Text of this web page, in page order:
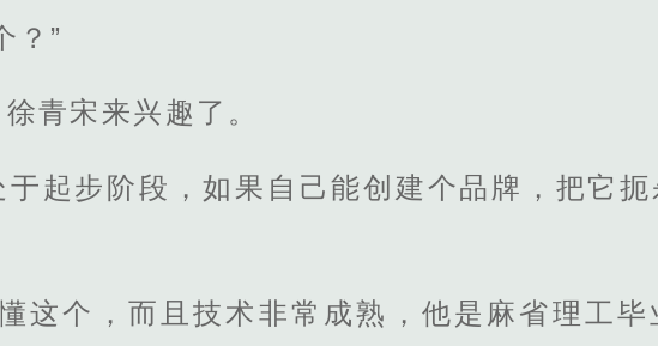
？”
青宋来兴趣了。
起步阶段，如果自己能创建个品牌，把它扼
这个，而且技术非常成熟，他是麻省理工毕